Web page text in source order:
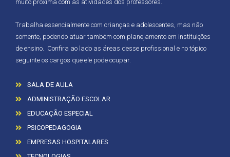
muito próxima com as atividades dos professores.
Trabalha essencialmente com crianças e adolescentes, mas não
somente, podendo atuar também com planejamento em instituições
de ensino. Confira ao lado as áreas desse profissional e no tópico
seguinte os cargos que ele pode ocupar.
SALA DE AULA
ADMINISTRAÇÃO ESCOLAR
EDUCAÇÃO ESPECIAL
PSICOPEDAGOGIA
EMPRESAS HOSPITALARES